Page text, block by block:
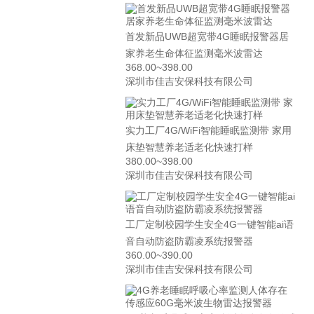
首发新品UWB超宽带4G睡眠报警器居
家养老生命体征监测毫米波雷达
368.00~398.00
深圳市佳吉安保科技有限公司
实力工厂4G/WiFi智能睡眠监测带 家用
床垫智慧养老适老化快速打样
380.00~398.00
深圳市佳吉安保科技有限公司
工厂定制校园学生安全4G一键智能ai语
音自动防盗防霸凌系统报警器
360.00~390.00
深圳市佳吉安保科技有限公司